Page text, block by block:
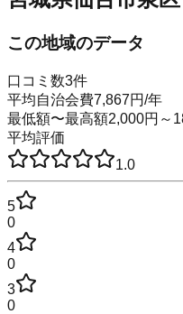
この地域のデータ
口コミ数3件
平均自治会費7,867円/年
最低額〜最高額2,000円～
平均評価
1.0
5
0
4
0
3
0